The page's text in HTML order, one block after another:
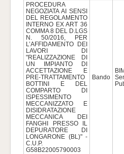
PROCEDURA
NEGOZIATA AI SENSI
DEL REGOLAMENTO
INTERNO EX ART 36
COMMA 8 DEL D.LGS
N. 50/2016, PER
L’AFFIDAMENTO DEI
LAVORI DI
"REALIZZAZIONE DI
UN IMPIANTO DI
ACCETTAZIONE E
PRE-TRATTAMENTO
BOTTINI E DEL
COMPARTO DI
ISPESSIMENTO
MECCANIZZATO E
DISIDRATAZIONE
MECCANICA DEI
FANGHI PRESSO IL
DEPURATORE DI
LONGARONE (BL)" -
C.U.P.
G58B22005790003
Bando